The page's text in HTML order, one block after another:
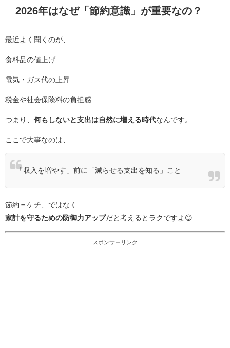
2026年はなぜ「節約意識」が重要なの？
最近よく聞くのが、
食料品の値上げ
電気・ガス代の上昇
税金や社会保険料の負担感
つまり、 何もしないと支出は自然に増える時代なんです。
ここで大事なのは、
「収入を増やす」前に「減らせる支出を知る」こと
節約＝ケチ、ではなく
家計を守るための防御力アップだと考えるとラクですよ😊
スポンサーリンク